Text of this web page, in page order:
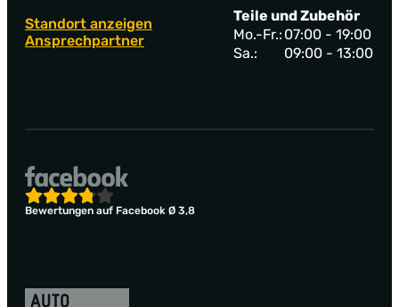
Standort anzeigen
Ansprechpartner
Teile und Zubehör
Mo.-Fr.: 07:00 - 19:00
Sa.:
09:00 - 13:00
Bewertungen auf Facebook Ø 3,8